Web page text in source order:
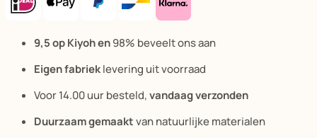
9,5 op Kiyoh en98% beveelt ons aan
Eigen fabrieklevering uit voorraad
Voor 14.00 uur besteld,vandaag verzonden
Duurzaam gemaaktvan natuurlijke materialen